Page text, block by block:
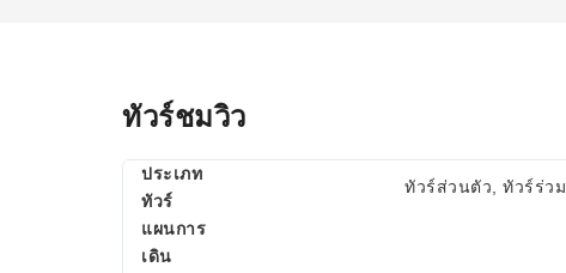
ทัวร์ชมวิว
ประเภท
ทัวร์
ทัวร์ส่วนตัว, ทัวร์ร่วม
แผนการ
เดิน